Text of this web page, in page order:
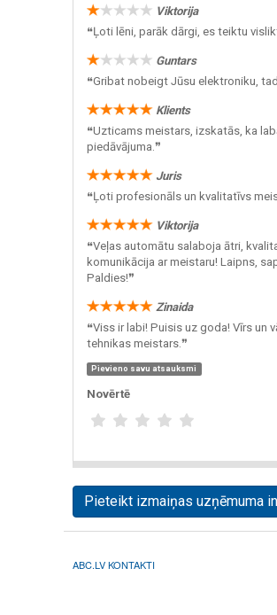
Viktorija
❝Ļoti lēni, parāk dārgi, es teiktu
Guntars
❝Gribat nobeigt Jūsu elektroniku,
Klients
❝Uzticams meistars, izskatās, ka
piedāvājuma.❞
Juris
❝Ļoti profesionāls un kvalitatīvs
Viktorija
❝Veļas automātu salaboja ātri,
komunikācija ar meistaru! Laipns,
Paldies!❞
Zinaida
❝Viss ir labi! Puisis uz goda! Vīrs un
tehnikas meistars.❞
Pievieno savu atsauksmi
Novērtē
Pieteikt izmaiņas uzņēmuma
ABC.LV KONTAKTI